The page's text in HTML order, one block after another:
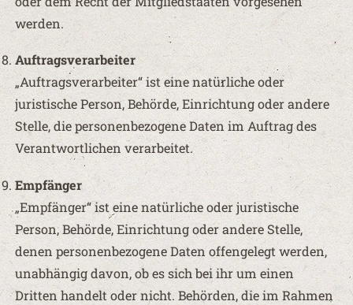
werden.
Auftragsverarbeiter
„Auftragsverarbeiter“ ist eine natürliche oder
juristische Person, Behörde, Einrichtung oder andere
Stelle, die personenbezogene Daten im Auftrag des
Verantwortlichen verarbeitet.
Empfänger
„Empfänger“ ist eine natürliche oder juristische
Person, Behörde, Einrichtung oder andere Stelle,
denen personenbezogene Daten offengelegt werden,
unabhängig davon, ob es sich bei ihr um einen
Dritten handelt oder nicht. Behörden, die im Rahmen